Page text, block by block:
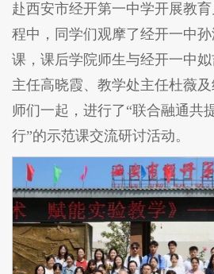
赴西安市经开第一中学开展教
程中，同学们观摩了经开一中
课，课后学院师生与经开一中
主任高晓霞、教学处主任杜薇
师们一起，进行了“联合融通共
行”的示范课交流研讨活动。